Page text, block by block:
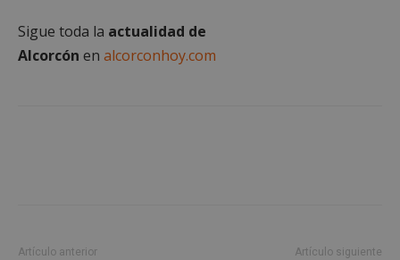
Sigue toda la actualidad de
Alcorcón en alcorconhoy.com
Artículo anterior Artículo siguiente
Cookies no clasificadas